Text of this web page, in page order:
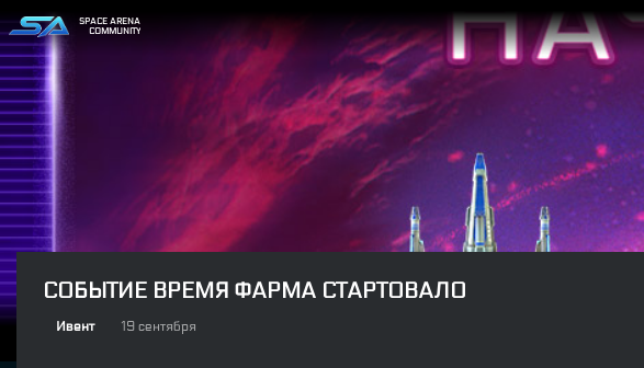
SPACE ARENA
COMMUNITY
СОБЫТИЕ ВРЕМЯ ФАРМА СТАРТОВАЛО
Ивент 19 сентября